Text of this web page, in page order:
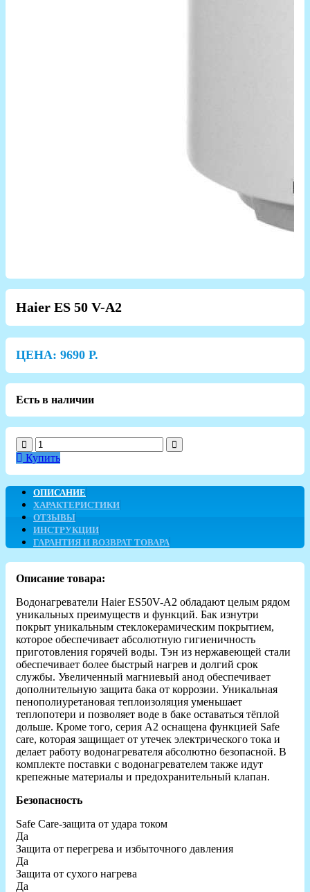
Haier ES 50 V-A2
ЦЕНА: 9690 Р.
Есть в наличии
Купить
ОПИСАНИЕ
ХАРАКТЕРИСТИКИ
ОТЗЫВЫ
ИНСТРУКЦИИ
ГАРАНТИЯ И ВОЗВРАТ ТОВАРА
Описание товара:
Водонагреватели Haier ES50V-A2 обладают целым рядом
уникальных преимуществ и функций. Бак изнутри
покрыт уникальным стеклокерамическим покрытием,
которое обеспечивает абсолютную гигиеничность
приготовления горячей воды. Тэн из нержавеющей стали
обеспечивает более быстрый нагрев и долгий срок
службы. Увеличенный магниевый анод обеспечивает
дополнительную защита бака от коррозии. Уникальная
пенополиуретановая теплоизоляция уменьшает
теплопотери и позволяет воде в баке оставаться тёплой
дольше. Кроме того, серия A2 оснащена функцией Safe
care, которая защищает от утечек электрического тока и
делает работу водонагревателя абсолютно безопасной. В
комплекте поставки с водонагревателем также идут
крепежные материалы и предохранительный клапан.
Безопасность
Safe Care-защита от удара током
Да
Защита от перегрева и избыточного давления
Да
Защита от сухого нагрева
Да